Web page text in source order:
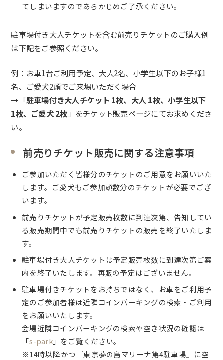
てしまいますのであらかじめご了承ください。
駐車場付き大人チケットを含む前売りチケットのご購入例
は下記をご参照ください。
例：お車1台ご利用予定、大人2名、小学生以下のお子様1
名、ご愛犬2頭でご来場いただく場合
→「駐車場付き大人チケット 1枚、大人 1枚、小学生以下
1枚、ご愛犬 2枚 」をチケット販売ページにてお求めくださ
い。
前売りチケット販売に関する注意事項
ご参加いただく皆様分のチケットのご用意をお願いいた
します。 ご愛犬もご参加頭数分のチケットが必要でござ
います。
前売りチケットが予定販売枚数に到達次第、告知してい
る販売期間中でも前売りチケットの販売を終了いたしま
す。
駐車場付き大人チケットは予定販売枚数に到達次第ご案
内を終了いたします。再販の予定はございません。
駐車場付きチケットをお持ちではなく、お車をご利用予
定のご参加者様は近隣コインパーキングの検索・ご利用
をお願いいたします。
会場近隣コインパーキングの検索や空き状況の確認は
「s-park」をご覧ください。
※14時以降かつ『東京夢の島マリーナ第4駐車場』に空